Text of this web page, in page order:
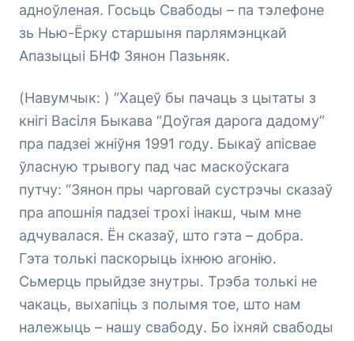
адноўленая. Госьць Свабоды – па тэлефоне
зь Нью-Ёрку старшыня парлямэнцкай
Апазыцыі БНФ Зянон Пазьняк.
(Навумчык: ) “Хацеў бы пачаць з цытаты з
кнігі Васіля Быкава “Доўгая дарога дадому”
пра падзеі жніўня 1991 году. Быкаў апісвае
ўласную трывогу пад час маскоўскага
путчу: “Зянон пры чарговай сустрэчы сказаў
пра апошнія падзеі трохі інакш, чым мне
адчувалася. Ён сказаў, што гэта – добра.
Гэта толькі паскорыць іхнюю агонію.
Сьмерць прыйдзе знутры. Трэба толькі не
чакаць, выхапіць з полымя тое, што нам
належыць – нашу свабоду. Бо іхняй свабоды